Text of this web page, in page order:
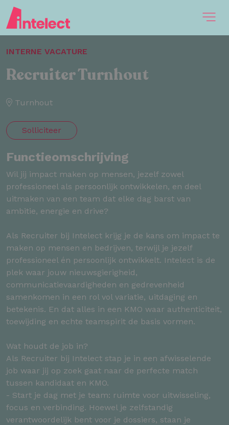
INTERNE VACATURE
Recruiter Turnhout
Turnhout
Solliciteer
Functieomschrijving
Wil jij impact maken op mensen, jezelf zowel
professioneel als persoonlijk ontwikkelen, en deel
uitmaken van een team dat elke dag barst van
ambitie, energie en drive?
Als Recruiter bij Intelect krijg je de kans om impact te
maken op mensen en bedrijven, terwijl je jezelf
professioneel én persoonlijk ontwikkelt. Intelect is de
plek waar jouw nieuwsgierigheid,
communicatievaardigheden en gedrevenheid
samenkomen in een rol vol variatie, uitdaging en
betekenis. En dat alles in een KMO waar authenticiteit,
toewijding en echte teamspirit de basis vormen.
Wat houdt de job in?
Als Recruiter bij Intelect stap je in een afwisselende
job waar jij op zoek gaat naar de perfecte match
tussen kandidaat en KMO.
- Start je dag met je team: ruimte voor uitwisseling,
focus en verbinding. Hoewel je zelfstandig
verantwoordelijk bent voor je dossiers, staan je